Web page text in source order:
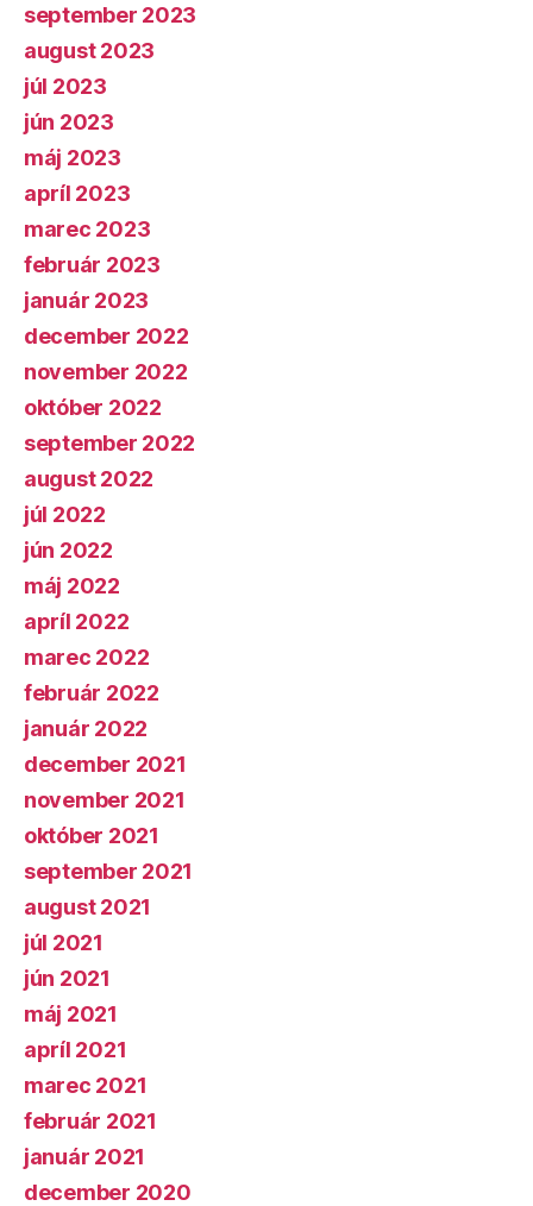
september 2023
august 2023
júl 2023
jún 2023
máj 2023
apríl 2023
marec 2023
február 2023
január 2023
december 2022
november 2022
október 2022
september 2022
august 2022
júl 2022
jún 2022
máj 2022
apríl 2022
marec 2022
február 2022
január 2022
december 2021
november 2021
október 2021
september 2021
august 2021
júl 2021
jún 2021
máj 2021
apríl 2021
marec 2021
február 2021
január 2021
december 2020